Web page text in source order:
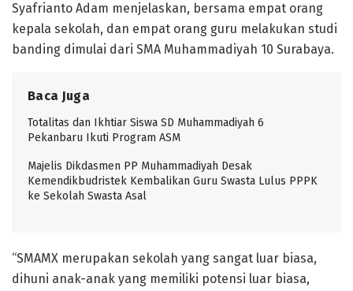
Syafrianto Adam menjelaskan, bersama empat orang
kepala sekolah, dan empat orang guru melakukan studi
banding dimulai dari SMA Muhammadiyah 10 Surabaya.
Baca Juga
Totalitas dan Ikhtiar Siswa SD Muhammadiyah 6
Pekanbaru Ikuti Program ASM
Majelis Dikdasmen PP Muhammadiyah Desak
Kemendikbudristek Kembalikan Guru Swasta Lulus PPPK
ke Sekolah Swasta Asal
“SMAMX merupakan sekolah yang sangat luar biasa,
dihuni anak-anak yang memiliki potensi luar biasa,